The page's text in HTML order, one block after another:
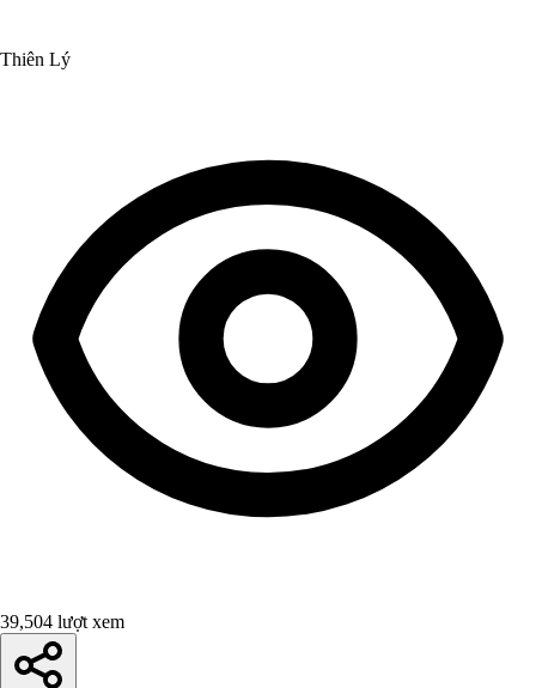
Thiên Lý
39,504 lượt xem